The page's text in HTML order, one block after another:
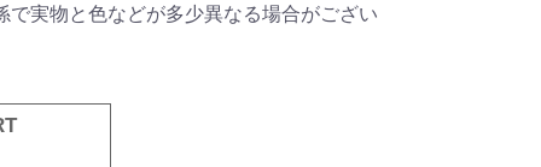
で実物と色などが多少異なる場合がござい